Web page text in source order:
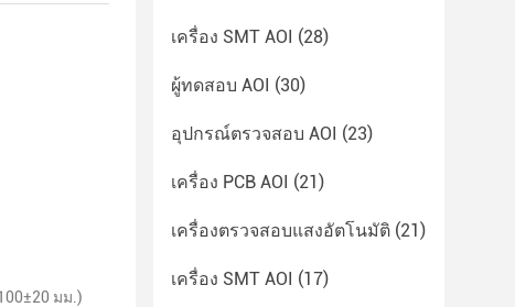
มม.)
เครื่อง SMT AOI (28)
ผู้ทดสอบ AOI (30)
อุปกรณ์ตรวจสอบ AOI (23)
เครื่อง PCB AOI (21)
เครื่องตรวจสอบแสงอัตโนมัติ (21)
เครื่อง SMT AOI (17)